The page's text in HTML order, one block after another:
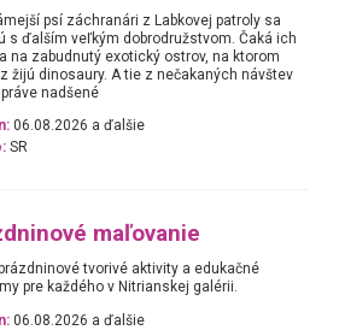
psí záchranári z Labkovej patroly sa
s ďalším veľkým dobrodružstvom. Čaká ich
na zabudnutý exotický ostrov, na ktorom
žijú dinosaury. A tie z nečakaných návštev
nadšené
06.08.2026 a ďalšie
SR
maľovanie
tvorivé aktivity a edukačné
pre každého v Nitrianskej galérii.
06.08.2026 a ďalšie